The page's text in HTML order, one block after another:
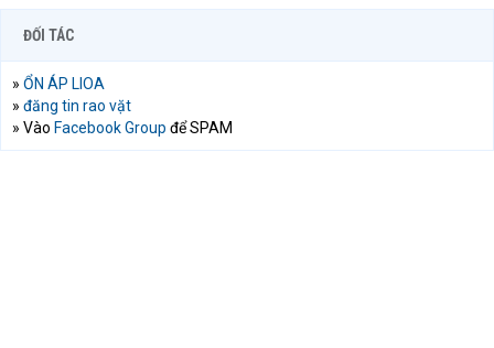
ĐỐI TÁC
» ỔN ÁP LIOA
» đăng tin rao vặt
» Vào Facebook Group để SPAM